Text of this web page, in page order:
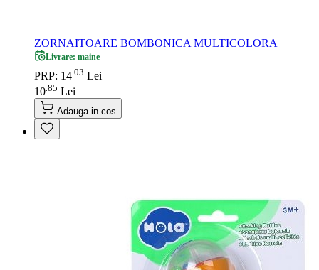
ZORNAITOARE BOMBONICA MULTICOLORA
Livrare: maine
PRP: 14 03 Lei
10 85 Lei
Adauga in cos